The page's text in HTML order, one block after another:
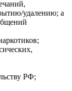
удалению; а
РФ;